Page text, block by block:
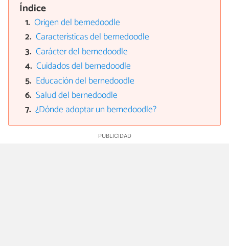
Índice
Origen del bernedoodle
Características del bernedoodle
Carácter del bernedoodle
Cuidados del bernedoodle
Educación del bernedoodle
Salud del bernedoodle
¿Dónde adoptar un bernedoodle?